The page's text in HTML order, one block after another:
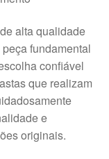
alta qualidade
fundamental
confiável
que realizam
e
originais.